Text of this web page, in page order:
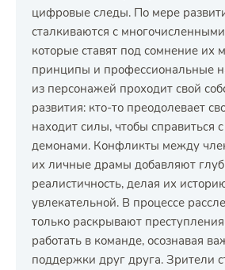
цифровые следы. По мере
сталкиваются с
которые ставят под сомнение их
принципы и профессиональные
из персонажей проходит свой
развития: кто-то преодолевает
находит силы, чтобы справиться
демонами. Конфликты между
их личные драмы добавляют
реалистичность, делая их
увлекательной. В процессе
только раскрывают
работать в команде, осознавая
поддержки друг друга. Зрители